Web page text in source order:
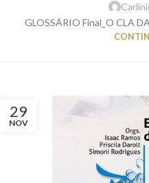
GLOSSÁRIO Final_O CLA
29
NOV